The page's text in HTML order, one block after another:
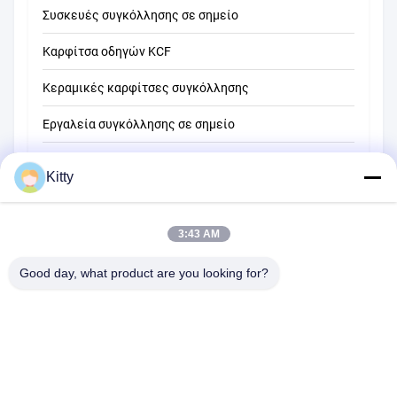
Συσκευές συγκόλλησης σε σημείο
Καρφίτσα οδηγών KCF
Κεραμικές καρφίτσες συγκόλλησης
Εργαλεία συγκόλλησης σε σημείο
Kitty
3:43 AM
Good day, what product are you looking for?